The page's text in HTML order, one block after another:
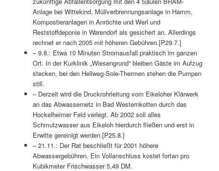
Anlage bei Wittekind, Müllverbrennungsanlage in Hamm,
Kompostieranlagen in Anröchte und Werl und
Reststoffdeponie in Warendorf als gesichert an. Allerdings
rechnet er nach 2005 mit höheren Gebühren.[P29.7.]
– 9.8.: Etwa 10 Minuten Stromausfall praktisch im ganzen
Ort. In der Kurklinik „Wiesengrund“ bleiben Gäste im Aufzug
stecken, bei den Hellweg-Sole-Thermen stehen die Pumpen
still.
– Derzeit wird die Druckrohrleitung vom Eikeloher Klärwerk
an das Abwassernetz in Bad Westernkotten durch das
Hockelheimer Feld verlegt. Ab 2002 soll alles
Schmutzwasser aus Eikeloh hierdurch fließen und erst in
Erwitte gereinigt werden.[P25.8.]
– 21.11.: Der Rat beschließt für 2001 höhere
Abwassergebühren. Ein Vollanschluss kostet fortan pro
Kubikmeter Frischwasser 5,49 DM.